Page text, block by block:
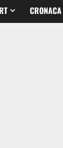
CRONACA